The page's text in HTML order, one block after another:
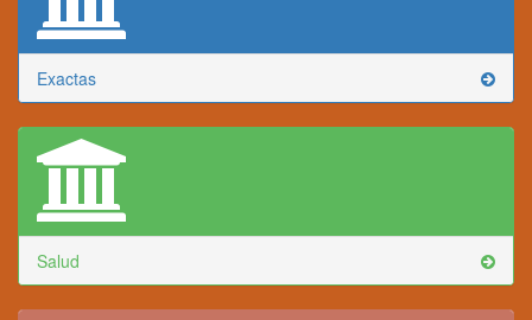
Exactas
Salud